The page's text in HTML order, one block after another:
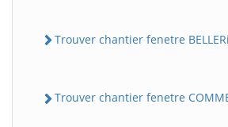
Trouver chantier fenetre
Trouver chantier fenetre